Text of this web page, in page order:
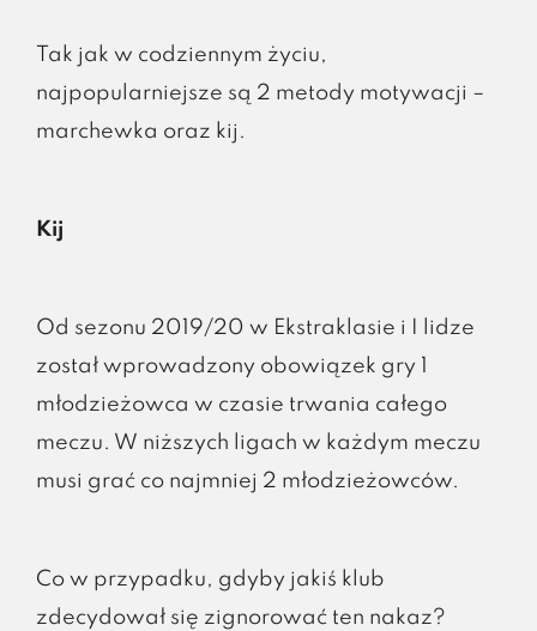
Tak jak w codziennym życiu,
najpopularniejsze są 2 metody motywacji –
marchewka oraz kij.
Kij
Od sezonu 2019/20 w Ekstraklasie i I lidze
został wprowadzony obowiązek gry 1
młodzieżowca w czasie trwania całego
meczu. W niższych ligach w każdym meczu
musi grać co najmniej 2 młodzieżowców.
Co w przypadku, gdyby jakiś klub
zdecydował się zignorować ten nakaz?